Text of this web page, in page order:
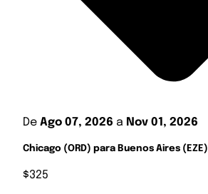
De Ago 07, 2026 a Nov 01, 2026
Chicago (ORD) para Buenos Aires (EZE)
$325